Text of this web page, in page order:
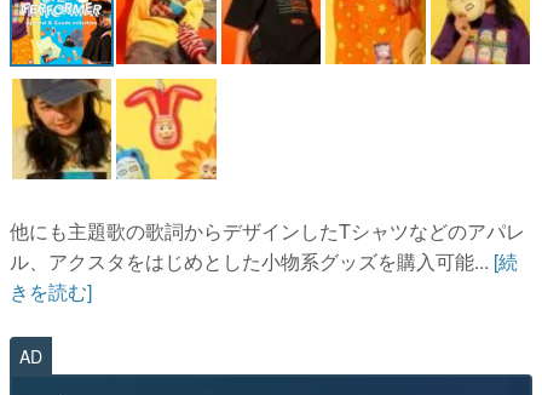
その他
電ファミニコゲーマーとは？
運営：株式会社マレ
他にも主題歌の歌詞からデザインしたTシャツなどのアパレ
ル、アクスタをはじめとした小物系グッズを購入可能... [続
きを読む]
AD